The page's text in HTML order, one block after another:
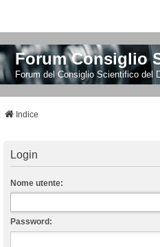
Forum Consiglio
Forum del Consiglio Scientifico del
Indice
Login
Nome utente:
Password: